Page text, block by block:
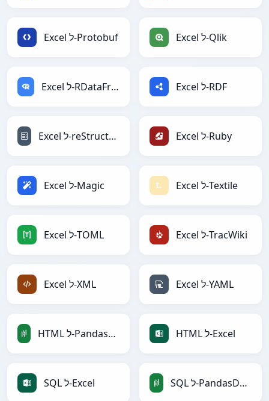
Excel ל-Protobuf Excel ל-Qlik
Excel ל-RDataFrame Excel ל-RDF
Excel ל-reStructuredText Excel ל-Ruby
Excel ל-Magic Excel ל-Textile
Excel ל-TOML Excel ל-TracWiki
Excel ל-XML Excel ל-YAML
HTML ל-PandasDataFrame HTML ל-Excel
SQL ל-Excel SQL ל-PandasDataFrame